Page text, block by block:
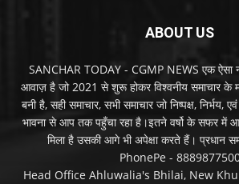
ABOUT US
SANCHAR TODAY - CGMP NEWS एक ऐसा
आवाज़ है जो 2021 से शुरू होकर विश्वनीय समाचार के
बनी है, सही समाचार, सभी समाचार जो निष्पक्ष, निर्भय,
भावना से आप तक पहुँचा रहा है।इतने वर्षो के सफर में
मिला है उसकी आगे भी अपेक्षा करते हैं। प्रधान
PhonePe -
Head Office Ahluwalia's Bhilai, New